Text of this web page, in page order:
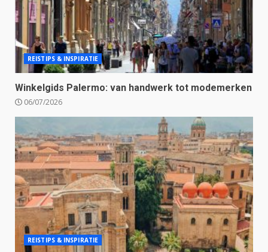
REISTIPS & INSPIRATIE
Winkelgids Palermo: van handwerk tot modemerken
06/07/2026
REISTIPS & INSPIRATIE